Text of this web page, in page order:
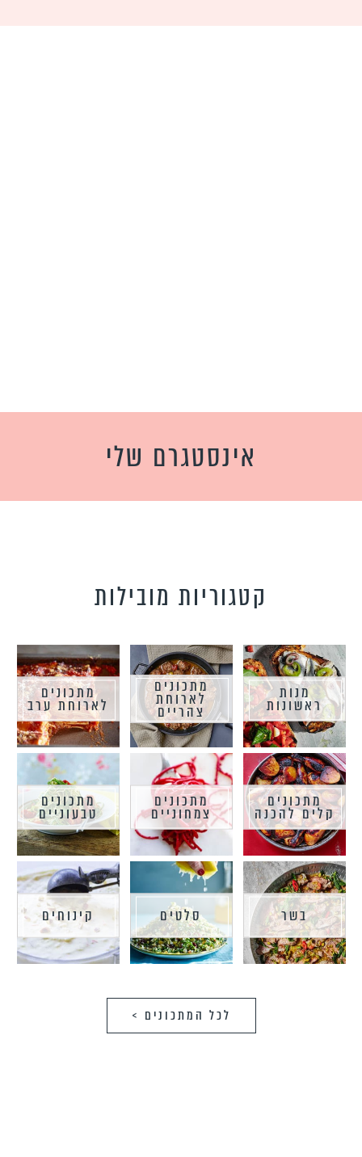
אינסטגרם שלי
קטגוריות מובילות
מנות
ראשונות
מתכונים
לארוחת
צהריים
מתכונים
לארוחת ערב
מתכונים
קלים להכנה
מתכונים
צמחוניים
מתכונים
טבעוניים
בשר סלטים קינוחים
לכל המתכונים >